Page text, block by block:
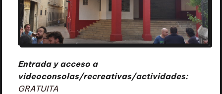
Entrada y acceso a
videoconsolas/recreativas/actividades:
GRATUITA